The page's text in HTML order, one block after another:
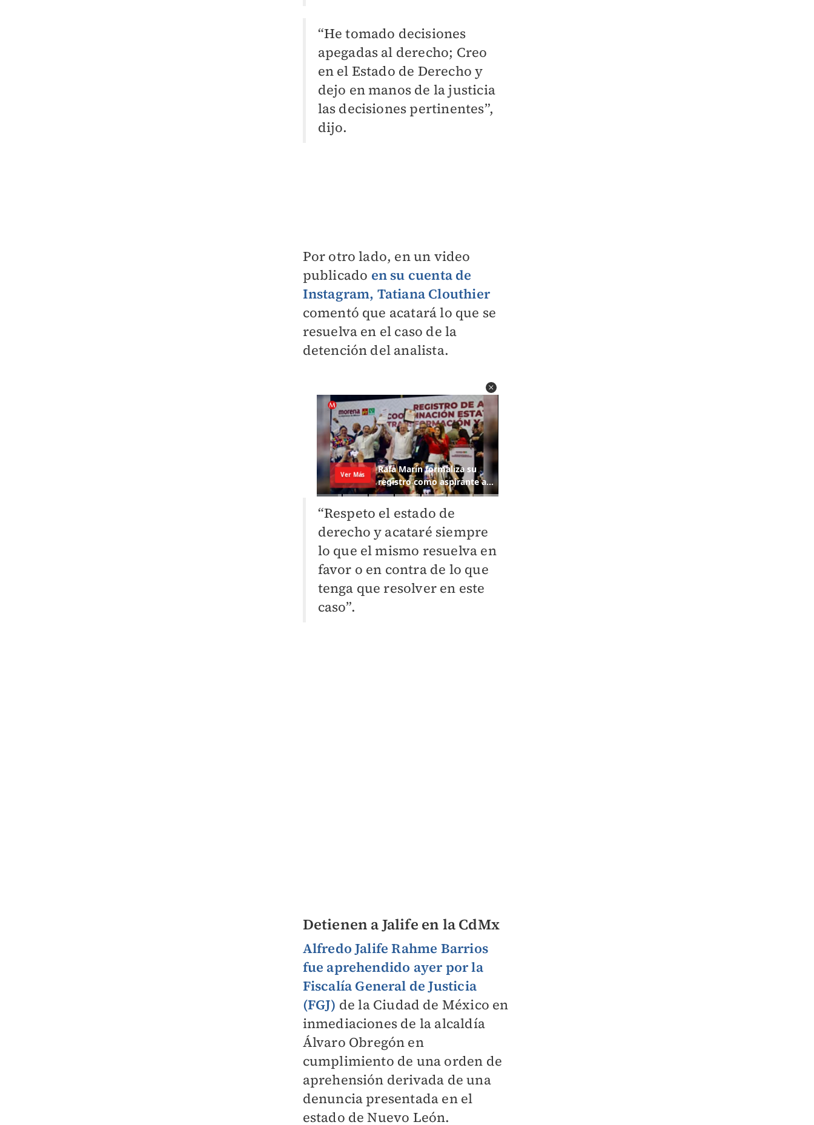
“He tomado decisiones
apegadas al derecho; Creo
en el Estado de Derecho y
dejo en manos de la justicia
las decisiones pertinentes”,
dijo.
Por otro lado, en un video
publicado en su cuenta de
Instagram, Tatiana Clouthier
comentó que acatará lo que se
resuelva en el caso de la
detención del analista.
“Respeto el estado de
derecho y acataré siempre
lo que el mismo resuelva en
favor o en contra de lo que
tenga que resolver en este
caso”.
Detienen a Jalife en la CdMx
Alfredo Jalife Rahme Barrios
fue aprehendido ayer por la
Fiscalía General de Justicia
(FGJ) de la Ciudad de México en
inmediaciones de la alcaldía
Álvaro Obregón en
cumplimiento de una orden de
aprehensión derivada de una
denuncia presentada en el
estado de Nuevo León.